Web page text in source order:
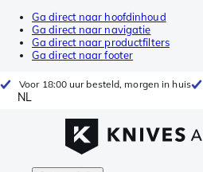
Ga direct naar hoofdinhoud
Ga direct naar navigatie
Ga direct naar productfilters
Ga direct naar footer
Voor 18:00 uur besteld, morgen in huis
NL